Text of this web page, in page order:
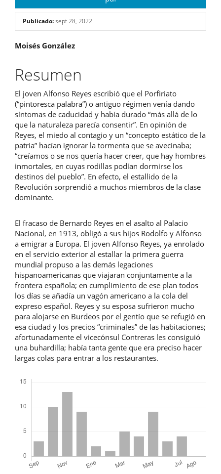
Publicado:sept 28, 2022
Contenido
principal
del
artículo
Moisés González
Resumen
El joven Alfonso Reyes escribió que el Porfiriato
(“pintoresca palabra”) o antiguo régimen venía dando
síntomas de caducidad y había durado “más allá de lo
que la naturaleza parecía consentir”. En opinión de
Reyes, el miedo al contagio y un “concepto estático de la
patria” hacían ignorar la tormenta que se avecinaba;
“creíamos o se nos quería hacer creer, que hay hombres
inmortales, en cuyas rodillas podían dormirse los
destinos del pueblo”. En efecto, el estallido de la
Revolución sorprendió a muchos miembros de la clase
dominante.
El fracaso de Bernardo Reyes en el asalto al Palacio
Nacional, en 1913, obligó a sus hijos Rodolfo y Alfonso
a emigrar a Europa. El joven Alfonso Reyes, ya enrolado
en el servicio exterior al estallar la primera guerra
mundial propuso a las demás legaciones
hispanoamericanas que viajaran conjuntamente a la
frontera española; en cumplimiento de ese plan todos
los días se añadía un vagón americano a la cola del
expreso español. Reyes y su esposa sufrieron mucho
para alojarse en Burdeos por el gentío que se refugió en
esa ciudad y los precios “criminales” de las habitaciones;
afortunadamente el vicecónsul Contreras les consiguió
una buhardilla; había tanta gente que era preciso hacer
largas colas para entrar a los restaurantes.